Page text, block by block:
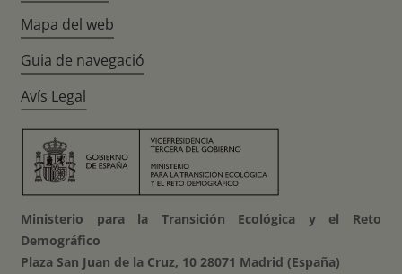
Mapa del web
Guia de navegació
Avís Legal
Ministerio para la Transición Ecológica y el Reto
Demográfico
Plaza San Juan de la Cruz, 10 28071 Madrid (España)